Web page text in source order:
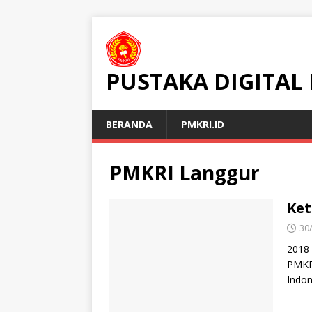
PUSTAKA DIGITAL
BERANDA PMKRI.ID
PMKRI Langgur